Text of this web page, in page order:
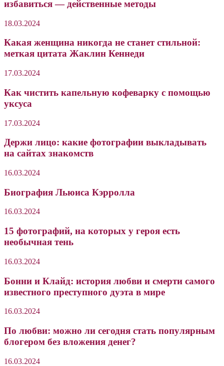
избавиться — действенные методы
18.03.2024
Какая женщина никогда не станет стильной:
меткая цитата Жаклин Кеннеди
17.03.2024
Как чистить капельную кофеварку с помощью
уксуса
17.03.2024
Держи лицо: какие фотографии выкладывать
на сайтах знакомств
16.03.2024
Биография Льюиса Кэрролла
16.03.2024
15 фотографий, на которых у героя есть
необычная тень
16.03.2024
Бонни и Клайд: история любви и смерти самого
известного преступного дуэта в мире
16.03.2024
По любви: можно ли сегодня стать популярным
блогером без вложения денег?
16.03.2024